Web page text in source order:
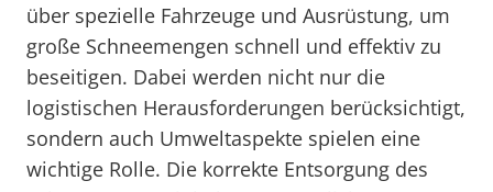
über spezielle Fahrzeuge und Ausrüstung, um
große Schneemengen schnell und effektiv zu
beseitigen. Dabei werden nicht nur die
logistischen Herausforderungen berücksichtigt,
sondern auch Umweltaspekte spielen eine
wichtige Rolle. Die korrekte Entsorgung des